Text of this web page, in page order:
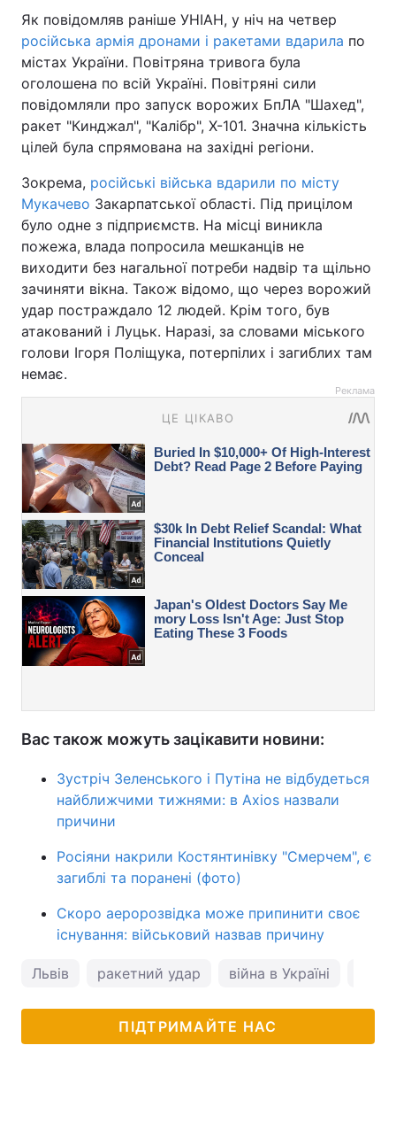
Як повідомляв раніше УНІАН, у ніч на четвер
російська армія дронами і ракетами вдарила по
містах України. Повітряна тривога була
оголошена по всій Україні. Повітряні сили
повідомляли про запуск ворожих БпЛА "Шахед",
ракет "Кинджал", "Калібр", Х-101. Значна кількість
цілей була спрямована на західні регіони.
Зокрема, російські війська вдарили по місту
Мукачево Закарпатської області. Під прицілом
було одне з підприємств. На місці виникла
пожежа, влада попросила мешканців не
виходити без нагальної потреби надвір та щільно
зачиняти вікна. Також відомо, що через ворожий
удар постраждало 12 людей. Крім того, був
атакований і Луцьк. Наразі, за словами міського
голови Ігоря Поліщука, потерпілих і загиблих там
немає.
Реклама
Вас також можуть зацікавити новини:
Зустріч Зеленського і Путіна не відбудеться
найближчими тижнями: в Axios назвали
причини
Росіяни накрили Костянтинівку "Смерчем", є
загиблі та поранені (фото)
Скоро аеророзвідка може припинити своє
існування: військовий назвав причину
Львів ракетний удар війна в Україні
ПІДТРИМАЙТЕ НАС